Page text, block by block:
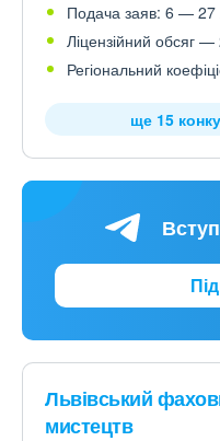
Подача заяв: 6 — 27
Ліцензійний обсяг —
Регіональний
ще 15
Львівський
мистецтв